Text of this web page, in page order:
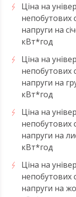
Ціна на
непобутових
напруги на
кВт*год
Ціна на
непобутових
напруги на
кВт*год
Ціна на
непобутових
напруги на
кВт*год
Ціна на
непобутових
напруги на